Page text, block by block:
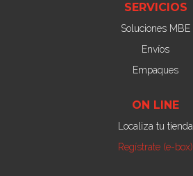
SERVICIOS
Soluciones MBE
Envíos
Empaques
ON LINE
Localiza tu tienda
Regístrate (e-box)